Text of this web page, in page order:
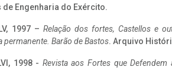
Engenharia do Exército.
1997 – Relação dos fortes, Castellos e
Barão de Bastos. Arquivo
1998 - Revista aos Fortes que